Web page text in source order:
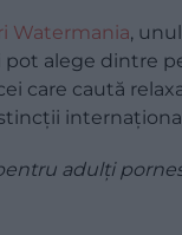
Watermania,
alege dintre
care caută
adulți